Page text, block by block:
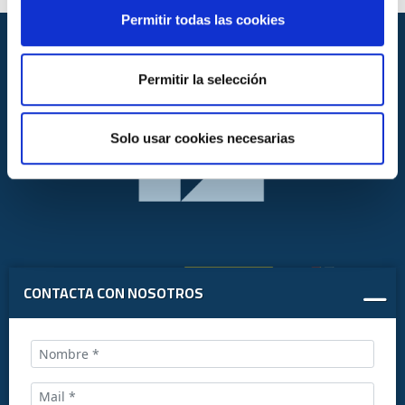
Permitir todas las cookies
Permitir la selección
Solo usar cookies necesarias
CONTACTA CON NOSOTROS